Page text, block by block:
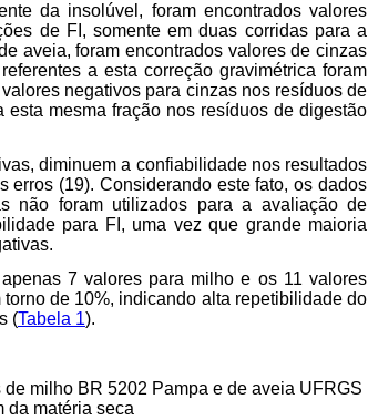
da insolúvel, foram encontrados valores
de FI, somente em duas corridas para a
aveia, foram encontrados valores de cinzas
a esta correção gravimétrica foram
negativos para cinzas nos resíduos de
mesma fração nos resíduos de digestão
diminuem a confiabilidade nos resultados
erros (19). Considerando este fato, os dados
não foram utilizados para a avaliação de
para FI, uma vez que grande maioria
7 valores para milho e os 11 valores
de 10%, indicando alta repetibilidade do
(Tabela 1).
milho BR 5202 Pampa e de aveia UFRGS
da matéria seca